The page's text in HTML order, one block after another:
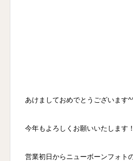
あけましておめでとうございます
今年もよろしくお願いいたします
営業初日からニューボーンフォト